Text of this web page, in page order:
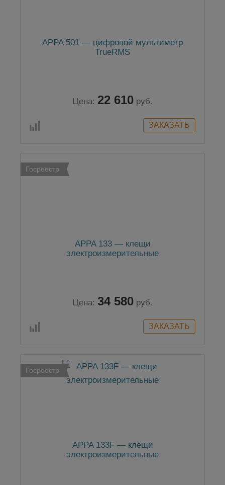
APPA 501 — цифровой мультиметр
TrueRMS
Цена: 22 610 руб.
Госреестр
APPA 133 — клещи
электроизмерительные
Цена: 34 580 руб.
Госреестр
APPA 133F — клещи
электроизмерительные